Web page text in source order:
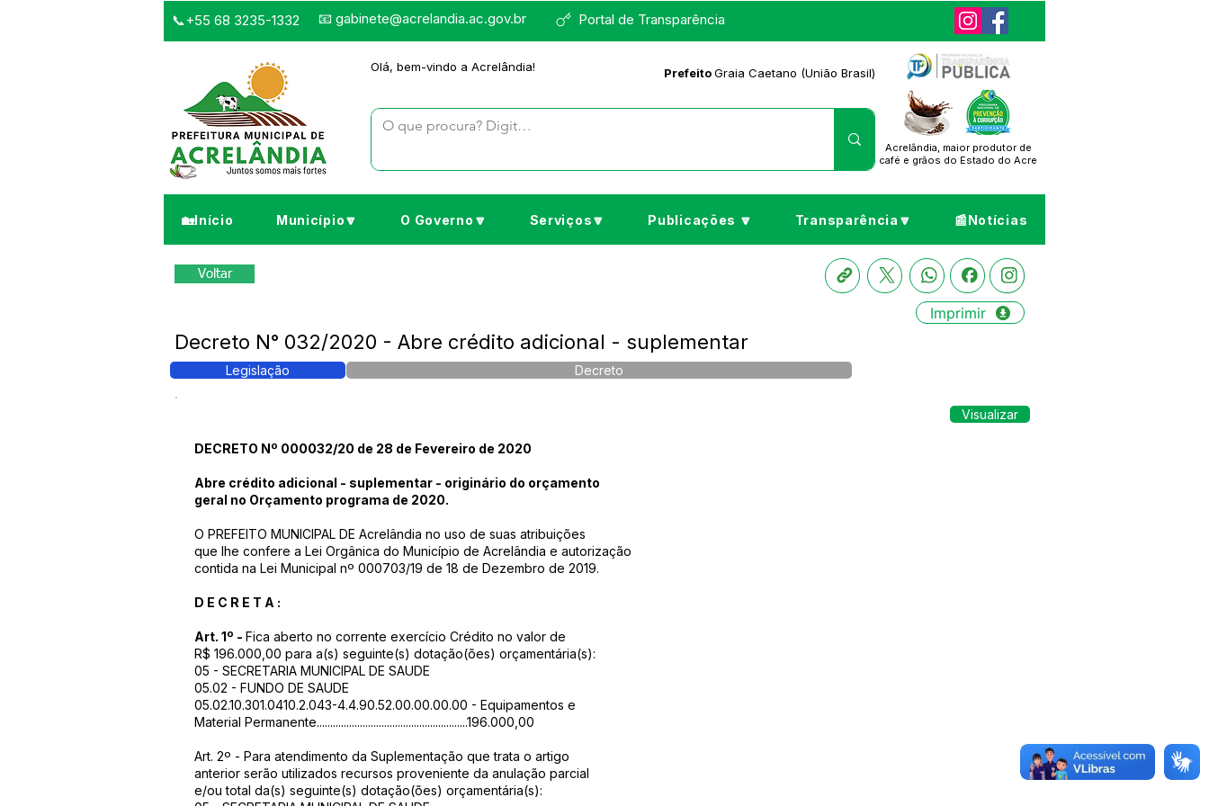
Portal de Transparência
📞+55 68 3235-1332 📧 gabinete@acrelandia.ac.gov.br
Olá, bem-vindo a Acrelândia! PrefeitoGraia Caetano (União Brasil)
Acrelândia, maior produtor de
café e grãos do Estado do Acre
🏡Início Município🔽 O Governo🔽 Serviços🔽 Publicações 🔽 Transparência🔽 📰Notícias
Voltar
Imprimir
Decreto N° 032/2020 - Abre crédito adicional - suplementar
Legislação Decreto
Visualizar
DECRETO Nº 000032/20 de 28 de Fevereiro de 2020
Abre crédito adicional - suplementar - originário do orçamento
geral no Orçamento programa de 2020.
O PREFEITO MUNICIPAL DE Acrelândia no uso de suas atribuições
que lhe confere a Lei Orgânica do Município de Acrelândia e autorização
contida na Lei Municipal nº 000703/19 de 18 de Dezembro de 2019.
D E C R E T A :
Art. 1º - Fica aberto no corrente exercício Crédito no valor de
R$ 196.000,00 para a(s) seguinte(s) dotação(ões) orçamentária(s):
05 - SECRETARIA MUNICIPAL DE SAUDE
05.02 - FUNDO DE SAUDE
05.02.10.301.0410.2.043-4.4.90.52.00.00.00.00 - Equipamentos e
Material Permanente........................................................196.000,00
Art. 2º - Para atendimento da Suplementação que trata o artigo
anterior serão utilizados recursos proveniente da anulação parcial
e/ou total da(s) seguinte(s) dotação(ões) orçamentária(s):